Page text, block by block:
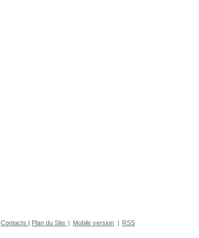
Contacts | Plan du Site | Mobile version | RSS